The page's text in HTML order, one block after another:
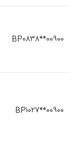
BP0838**00900
BP1027**00900